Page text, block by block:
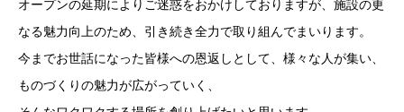
オープンの延期によりご迷惑をおかけしておりますが、施設の更
なる魅力向上のため、引き続き全力で取り組んでまいります。
今までお世話になった皆様への恩返しとして、様々な人が集い、
ものづくりの魅力が広がっていく、